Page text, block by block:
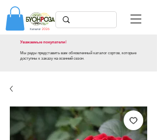
Уважаемые покупатели!
Мы рады представить вам обновленный каталог сортов, которые
доступны к заказу на осенний сезон.
Каталог 2026